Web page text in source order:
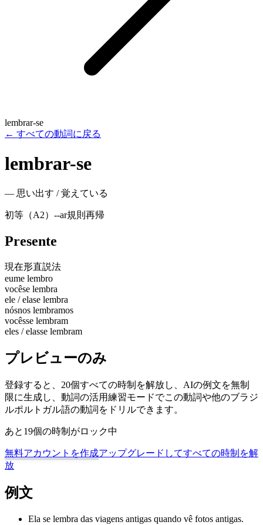
lembrar-se
← すべての動詞に戻る
lembrar-se
— 思い出す / 覚えている
初等（A2） --ar規則 再帰
Presente
現在形直説法
eume lembro
vocêse lembra
ele / elase lembra
nósnos lembramos
vocêsse lembram
eles / elasse lembram
プレビューのみ
登録すると、20個すべての時制を解放し、AIの例文を無制
限に生成し、動詞の活用練習モードでこの動詞や他のブラジ
ルポルトガル語の動詞をドリルできます。
あと19個の時制がロック中
無料アカウントを作成アップグレードしてすべての時制を解
放
例文
Ela se lembra das viagens antigas quando vê fotos antigas.